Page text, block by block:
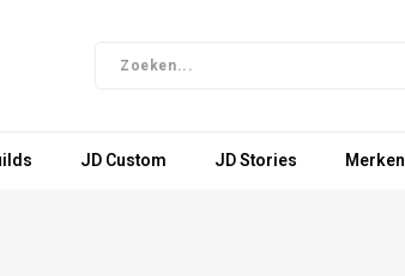
JD Custom JD Stories Merken